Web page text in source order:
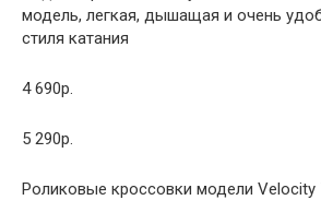
модель, легкая, дышащая и очень
стиля катания
4 690р.
5 290р.
Роликовые кроссовки модели